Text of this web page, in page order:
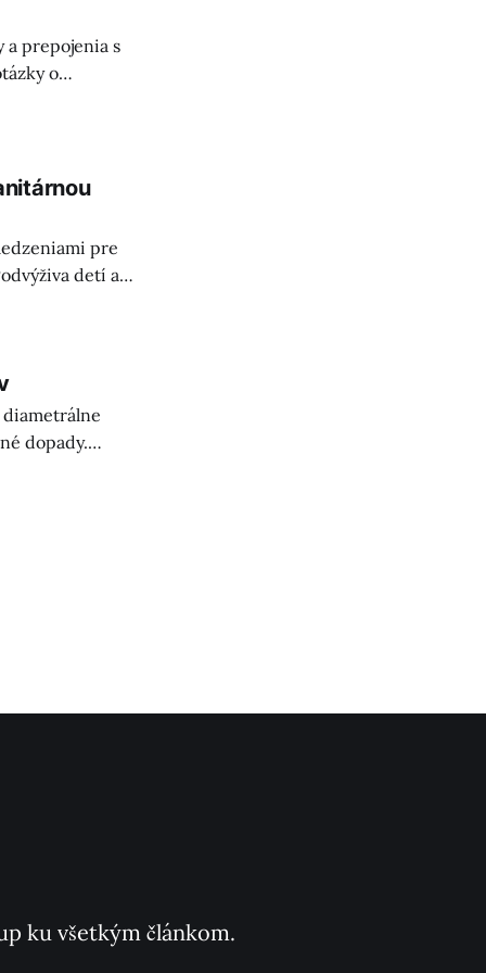
a prepojenia s
o
pre
detí a
dopady.
ku všetkým článkom.